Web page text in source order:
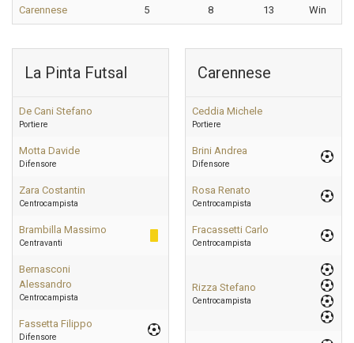
Carennese 5 8 13 Win
La Pinta Futsal
De Cani Stefano
Portiere
Motta Davide
Difensore
Zara Costantin
Centrocampista
Brambilla Massimo
Centravanti
Bernasconi
Alessandro
Centrocampista
Fassetta Filippo
Difensore
Carennese
Ceddia Michele
Portiere
Brini Andrea
Difensore
Rosa Renato
Centrocampista
Fracassetti Carlo
Centrocampista
Rizza Stefano
Centrocampista